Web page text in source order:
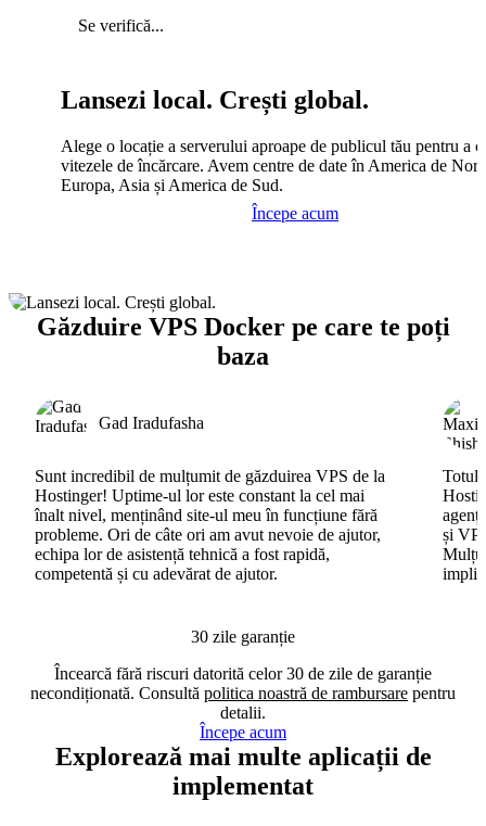
Se verifică...
Lansezi local. Crești global.
Alege o locație a serverului aproape de publicul tău pentru a
vitezele de încărcare. Avem centre de date în America de
Europa, Asia și America de Sud.
Începe acum
Găzduire VPS Docker pe care te poți
baza
Gad Iradufasha
Sunt incredibil de mulțumit de găzduirea VPS de la
Hostinger! Uptime-ul lor este constant la cel mai
înalt nivel, menținând site-ul meu în funcțiune fără
probleme. Ori de câte ori am avut nevoie de ajutor,
echipa lor de asistență tehnică a fost rapidă,
competentă și cu adevărat de ajutor.
Totul
și
30 zile garanție
Încearcă fără riscuri datorită celor 30 de zile de garanție
necondiționată. Consultă politica noastră de rambursare pentru
detalii.
Începe acum
Explorează mai multe aplicații de
implementat